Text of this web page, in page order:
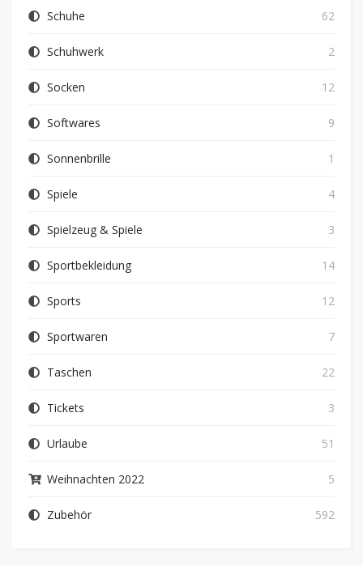
Schuhe 62
Schuhwerk 2
Socken 12
Softwares 9
Sonnenbrille 1
Spiele 4
Spielzeug & Spiele 3
Sportbekleidung 14
Sports 12
Sportwaren 7
Taschen 22
Tickets 3
Urlaube 51
Weihnachten 2022 5
Zubehör 592